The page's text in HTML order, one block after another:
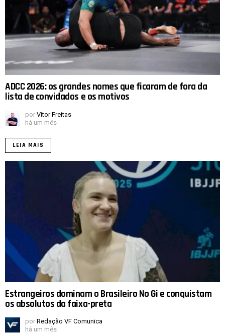
ADCC 2026: os grandes nomes que ficaram de fora da
lista de convidados e os motivos
por Vitor Freitas
há um mês
LEIA MAIS
Estrangeiros dominam o Brasileiro No Gi e conquistam
os absolutos da faixa-preta
por Redação VF Comunica
há um mês